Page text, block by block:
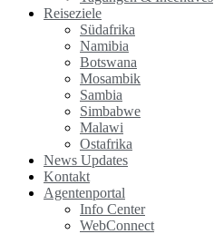
Reiseziele
Südafrika
Namibia
Botswana
Mosambik
Sambia
Simbabwe
Malawi
Ostafrika
News Updates
Kontakt
Agentenportal
Info Center
WebConnect